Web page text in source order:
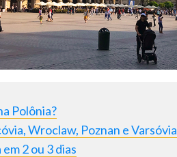
Polônia?
Wroclaw, Poznan e Varsóvia
2 ou 3 dias